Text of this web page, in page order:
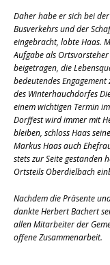
Daher habe er sich bei
Busverkehrs und der
eingebracht, lobte Haas.
Aufgabe als
beigetragen, die
bedeutendes
des Winterhauchdorfes
einem wichtigen Termin
Dorffest wird immer mit
bleiben, schloss Haas
Markus Haas auch
stets zur Seite gestanden
Ortsteils Oberdielbach
Nachdem die Präsente
dankte Herbert Bachert
allen Mitarbeiter der
offene Zusammenarbeit.